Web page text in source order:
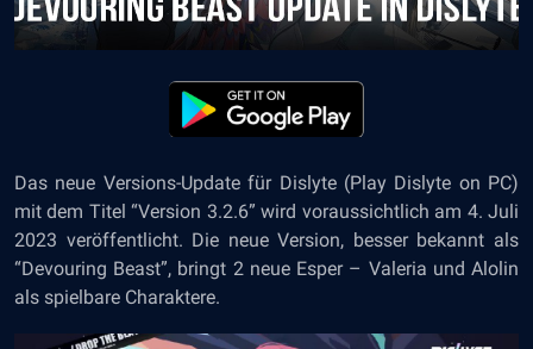
Das neue Versions-Update für Dislyte(Play Dislyte on PC)
mit dem Titel “Version 3.2.6” wird voraussichtlich am 4. Juli
2023 veröffentlicht. Die neue Version, besser bekannt als
“Devouring Beast”, bringt 2 neue Esper – Valeria und Alolin
als spielbare Charaktere.